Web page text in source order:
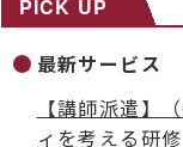
PICK UP
最新サービス
【講師派遣】
ィを考える研修